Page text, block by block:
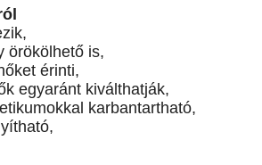
örökölhető is,
érinti,
egyaránt kiválthatják,
karbantartható,